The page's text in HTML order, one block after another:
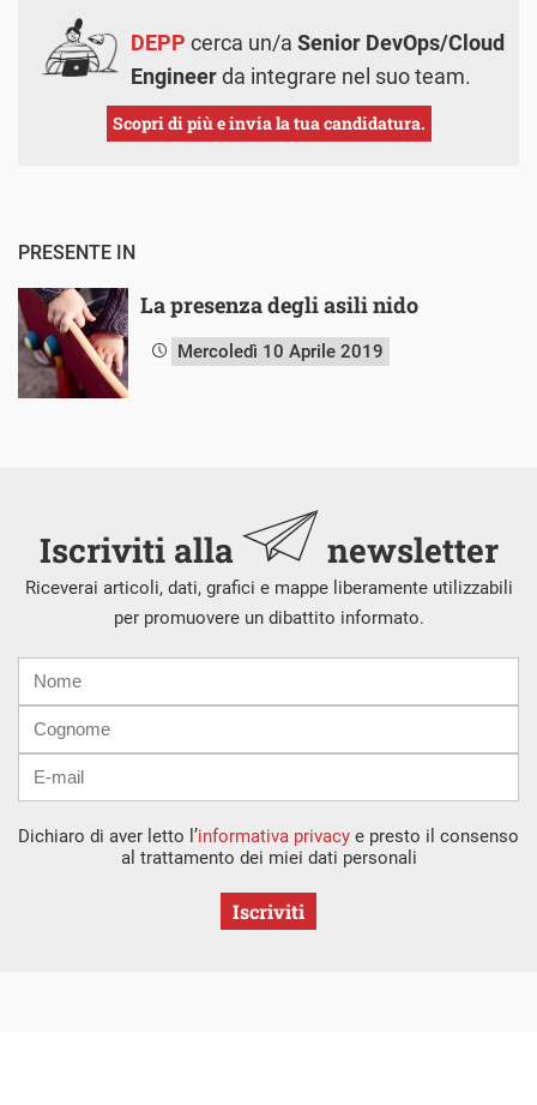
DEPP cerca un/a Senior DevOps/Cloud
Engineerda integrare nel suo team.
Scopri di più e invia la tua candidatura.
PRESENTE IN
La presenza degli asili nido
Mercoledì 10 Aprile 2019
Iscriviti alla newsletter
Riceverai articoli, dati, grafici e mappe liberamente utilizzabili
per promuovere un dibattito informato.
mail
Dichiaro di aver letto l’informativa privacy e presto il consenso
al trattamento dei miei dati personali
Iscriviti